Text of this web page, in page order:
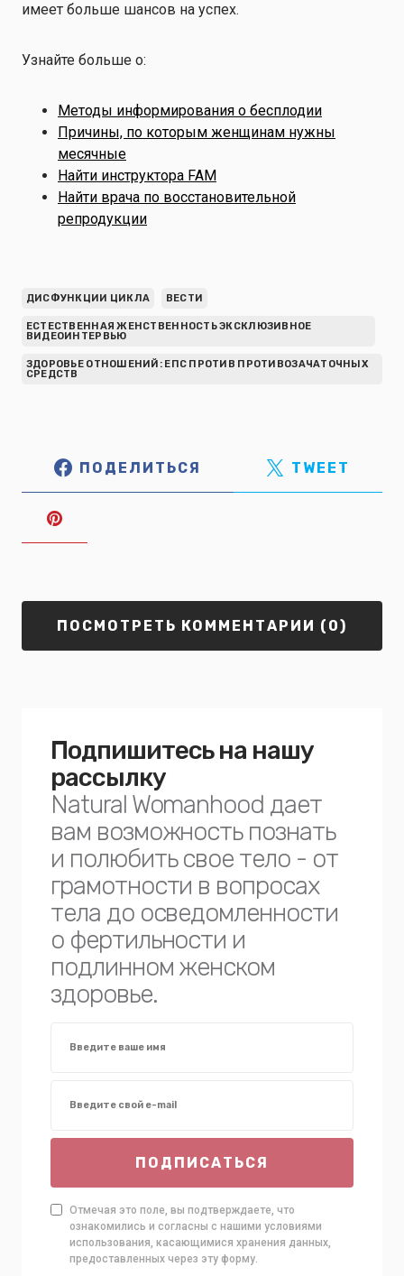
имеет больше шансов на успех.
Узнайте больше о:
Методы информирования о бесплодии
Причины, по которым женщинам нужны
месячные
Найти инструктора FAM
Найти врача по восстановительной
репродукции
ДИСФУНКЦИИ ЦИКЛА ВЕСТИ
ЕСТЕСТВЕННАЯ ЖЕНСТВЕННОСТЬ ЭКСКЛЮЗИВНОЕ
ВИДЕОИНТЕРВЬЮ
ЗДОРОВЬЕ ОТНОШЕНИЙ: ЕПС ПРОТИВ ПРОТИВОЗАЧАТОЧНЫХ
СРЕДСТВ
ПОДЕЛИТЬСЯ TWEET
ПОСМОТРЕТЬ КОММЕНТАРИИ (0)
Подпишитесь на нашу
рассылку
Natural Womanhood дает
вам возможность познать
и полюбить свое тело - от
грамотности в вопросах
тела до осведомленности
о фертильности и
подлинном женском
здоровье.
ПОДПИСАТЬСЯ
Отмечая это поле, вы подтверждаете, что
ознакомились и согласны с нашими условиями
использования, касающимися хранения данных,
предоставленных через эту форму.